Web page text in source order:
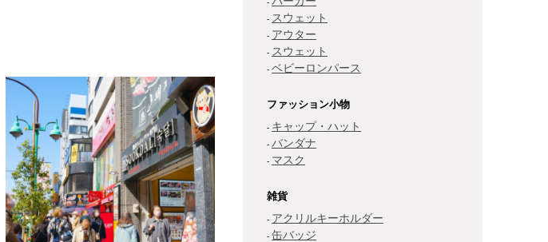
スウェット
アウター
スウェット
ベビーロンパース
ファッション小物
キャップ・ハット
バンダナ
マスク
雑貨
アクリルキーホルダー
缶バッジ